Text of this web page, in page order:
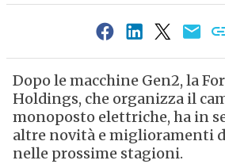
Dopo le macchine Gen2, la
Holdings, che organizza il
monoposto elettriche, ha in
altre novità e miglioramenti
nelle prossime stagioni.